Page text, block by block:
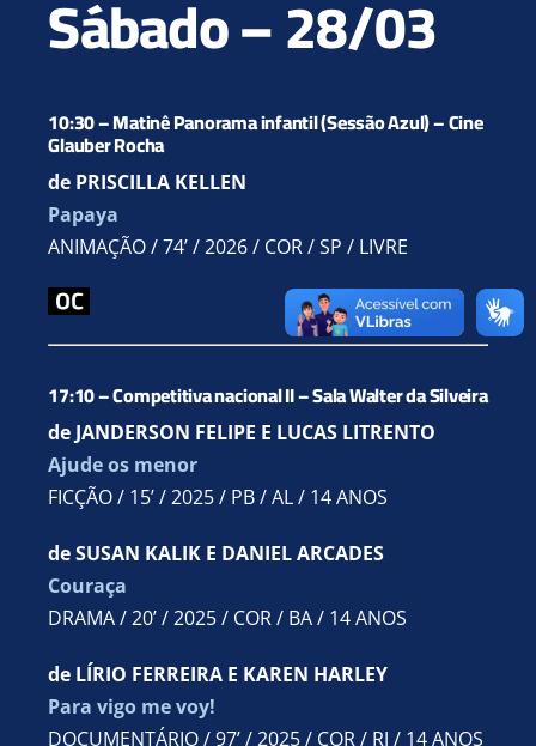
Atividades
Textos
Parceiros
Sábado – 28/03
10:30 – Matinê Panorama infantil (Sessão Azul) – Cine
Glauber Rocha
de PRISCILLA KELLEN
Papaya
ANIMAÇÃO / 74’ / 2026 / COR / SP / LIVRE
17:10 – Competitiva nacional II – Sala Walter da Silveira
de JANDERSON FELIPE E LUCAS LITRENTO
Ajude os menor
FICÇÃO / 15’ / 2025 / PB / AL / 14 ANOS
de SUSAN KALIK E DANIEL ARCADES
Couraça
DRAMA / 20’ / 2025 / COR / BA / 14 ANOS
de LÍRIO FERREIRA E KAREN HARLEY
Para vigo me voy!
DOCUMENTÁRIO / 97’ / 2025 / COR / RJ / 14 ANOS